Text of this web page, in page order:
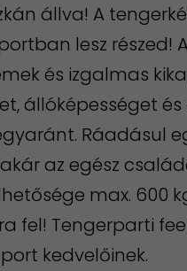
állva! A
lesz részed!
és izgalmas
állóképességet
Ráadásul
az egész
max. 600
fel! Tengerparti
kedvelőinek.